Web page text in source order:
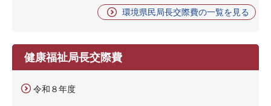
環境県民局長交際費の一覧を見る
健康福祉局長交際費
令和８年度